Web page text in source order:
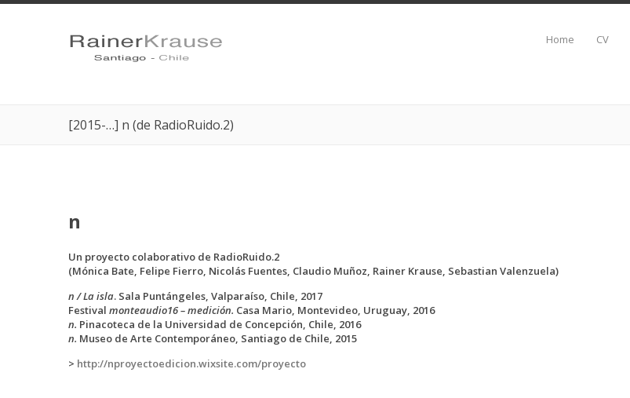
Home CV
[2015-…] n (de RadioRuido.2)
n
Un proyecto colaborativo de RadioRuido.2
(Mónica Bate, Felipe Fierro, Nicolás Fuentes, Claudio Muñoz, Rainer Krause, Sebastian Valenzuela)
n / La isla. Sala Puntángeles, Valparaíso, Chile, 2017
Festival monteaudio16 – medición. Casa Mario, Montevideo, Uruguay, 2016
n. Pinacoteca de la Universidad de Concepción, Chile, 2016
n. Museo de Arte Contemporáneo, Santiago de Chile, 2015
> http://nproyectoedicion.wixsite.com/proyecto